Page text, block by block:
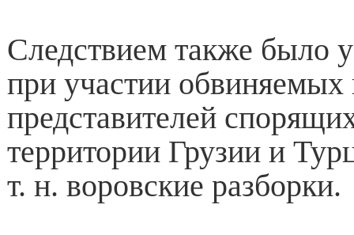
Следствием также было
при участии обвиняемых
представителей
территории Грузии и
т. н. воровские разборки.